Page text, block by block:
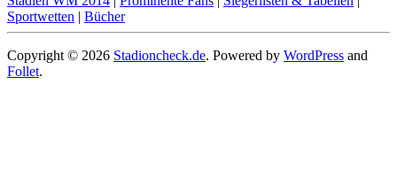
Sportwetten | Bücher
Copyright © 2026 Stadioncheck.de. Powered by WordPress and
Follet.